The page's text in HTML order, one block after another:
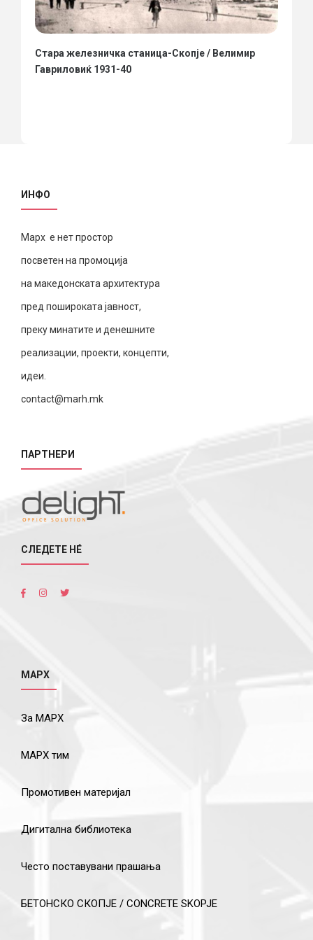
Стара железничка станица-Скопје / Велимир
Гавриловиќ 1931-40
ИНФО
Марх е нет простор
посветен на промоција
на македонската архитектура
пред пошироката јавност,
преку минатите и денешните
реализации, проекти, концепти,
идеи.
contact@marh.mk
ПАРТНЕРИ
СЛЕДЕТЕ НÉ
МАРХ
За МАРХ
МАРХ тим
Промотивен материјал
Дигитална библиотека
Често поставувани прашања
БЕТОНСКО СКОПЈЕ / CONCRETE SKOPJE